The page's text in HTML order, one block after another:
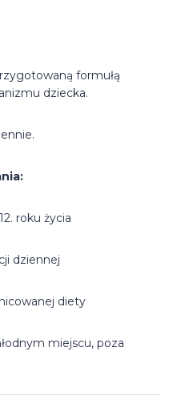
formułą
dziecka.
roku życia
dziennej
diety
miejscu, poza